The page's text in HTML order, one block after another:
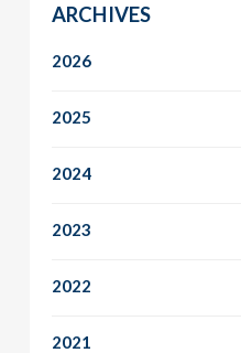
ARCHIVES
2026
2025
2024
2023
2022
2021